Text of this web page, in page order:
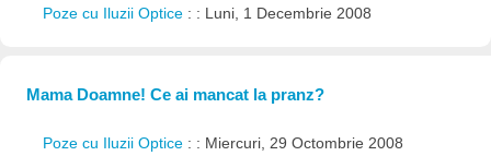
Poze cu Iluzii Optice : : Luni, 1 Decembrie 2008
Mama Doamne! Ce ai mancat la pranz?
Poze cu Iluzii Optice : : Miercuri, 29 Octombrie 2008